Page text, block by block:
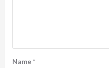
Name*